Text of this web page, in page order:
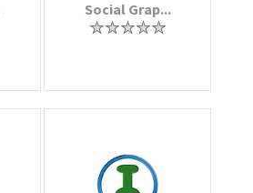
Social Grap...